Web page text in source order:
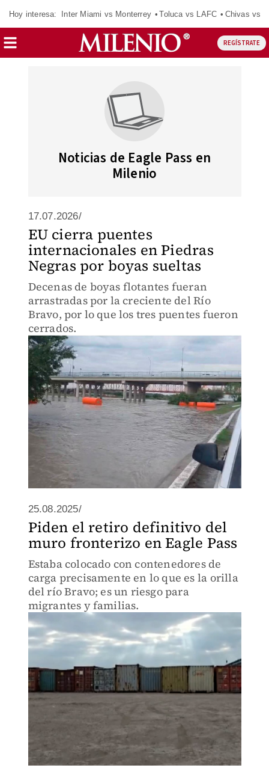
Hoy interesa: Inter Miami vs Monterrey Toluca vs LAFC Chivas vs
REGÍSTRATE
Noticias de Eagle Pass en
Milenio
17.07.2026/
EU cierra puentes
internacionales en Piedras
Negras por boyas sueltas
Decenas de boyas flotantes fueran
arrastradas por la creciente del Río
Bravo, por lo que los tres puentes fueron
cerrados.
25.08.2025/
Piden el retiro definitivo del
muro fronterizo en Eagle Pass
Estaba colocado con contenedores de
carga precisamente en lo que es la orilla
del río Bravo; es un riesgo para
migrantes y familias.